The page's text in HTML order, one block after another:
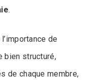
.
de
bien structuré,
de chaque membre,